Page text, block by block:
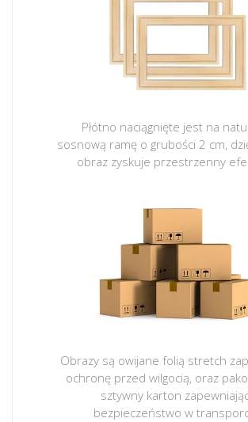
Płótno naciągnięte jest na
sosnową ramę o grubości 2 cm,
obraz zyskuje przestrzenny
Obrazy są owijane folią stretch
ochronę przed wilgocią, oraz
sztywny karton
bezpieczeństwo w